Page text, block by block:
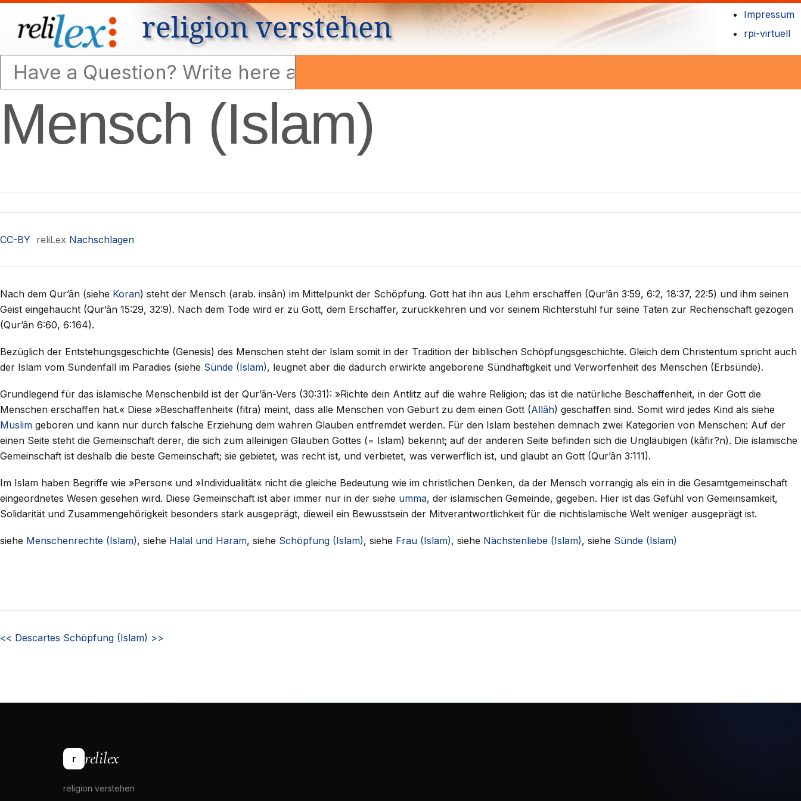
religion verstehen
Impressum
rpi-virtuell
Mensch (Islam)
CC-BY reliLex Nachschlagen
Nach dem Qur’ân (siehe Koran) steht der Mensch (arab. insân) im Mittelpunkt der Schöpfung. Gott hat ihn aus Lehm erschaffen (Qur’ân 3:59, 6:2, 18:37, 22:5) und ihm seinen
Geist eingehaucht (Qur’ân 15:29, 32:9). Nach dem Tode wird er zu Gott, dem Erschaffer, zurückkehren und vor seinem Richterstuhl für seine Taten zur Rechenschaft gezogen
(Qur’ân 6:60, 6:164).
Bezüglich der Entstehungsgeschichte (Genesis) des Menschen steht der Islam somit in der Tradition der biblischen Schöpfungsgeschichte. Gleich dem Christentum spricht auch
der Islam vom Sündenfall im Paradies (siehe Sünde (Islam), leugnet aber die dadurch erwirkte angeborene Sündhaftigkeit und Verworfenheit des Menschen (Erbsünde).
Grundlegend für das islamische Menschenbild ist der Qur’ân-Vers (30:31): »Richte dein Antlitz auf die wahre Religion; das ist die natürliche Beschaffenheit, in der Gott die
Menschen erschaffen hat.« Diese »Beschaffenheit« (fitra) meint, dass alle Menschen von Geburt zu dem einen Gott (Allâh) geschaffen sind. Somit wird jedes Kind als siehe
Muslim geboren und kann nur durch falsche Erziehung dem wahren Glauben entfremdet werden. Für den Islam bestehen demnach zwei Kategorien von Menschen: Auf der
einen Seite steht die Gemeinschaft derer, die sich zum alleinigen Glauben Gottes (= Islam) bekennt; auf der anderen Seite befinden sich die Ungläubigen (kâfir?n). Die islamische
Gemeinschaft ist deshalb die beste Gemeinschaft; sie gebietet, was recht ist, und verbietet, was verwerflich ist, und glaubt an Gott (Qur’ân 3:111).
Im Islam haben Begriffe wie »Person« und »Individualität« nicht die gleiche Bedeutung wie im christlichen Denken, da der Mensch vorrangig als ein in die Gesamtgemeinschaft
eingeordnetes Wesen gesehen wird. Diese Gemeinschaft ist aber immer nur in der siehe umma, der islamischen Gemeinde, gegeben. Hier ist das Gefühl von Gemeinsamkeit,
Solidarität und Zusammengehörigkeit besonders stark ausgeprägt, dieweil ein Bewusstsein der Mitverantwortlichkeit für die nichtislamische Welt weniger ausgeprägt ist.
siehe Menschenrechte (Islam), siehe Halal und Haram, siehe Schöpfung (Islam), siehe Frau (Islam), siehe Nächstenliebe (Islam), siehe Sünde (Islam)
<< Descartes Schöpfung (Islam) >>
r relilex
religion verstehen